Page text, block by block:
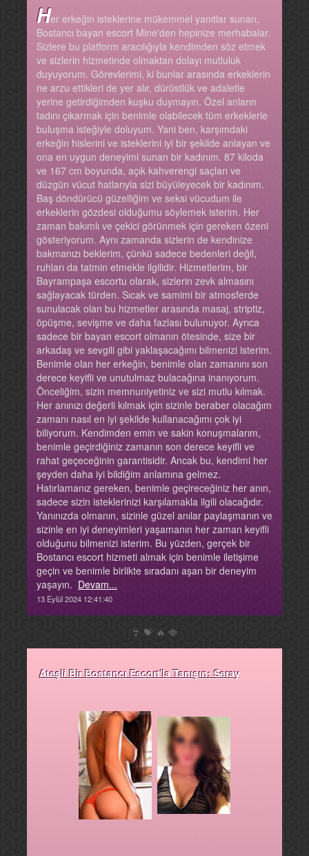
Her erkeğin isteklerine mükemmel yanıtlar sunan,
Bostancı bayan escort Mine'den hepinize merhabalar.
Sizlere bu platform aracılığıyla kendimden söz etmek
ve sizlerin hizmetinde olmaktan dolayı mutluluk
duyuyorum. Görevlerimi, ki bunlar arasında erkeklerin
ne arzu ettikleri de yer alır, dürüstlük ve adaletle
yerine getirdiğimden kuşku duymayın. Özel anların
tadını çıkarmak için benimle olabilecek tüm erkeklerle
buluşma isteğiyle doluyum. Yani ben, karşımdaki
erkeğin hislerini ve isteklerini iyi bir şekilde anlayan ve
ona en uygun deneyimi sunan bir kadınım. 87 kiloda
ve 167 cm boyunda, açık kahverengi saçları ve
düzgün vücut hatlarıyla sizi büyüleyecek bir kadınım.
Baş döndürücü güzelliğim ve seksi vücudum ile
erkeklerin gözdesi olduğumu söylemek isterim. Her
zaman bakımlı ve çekici görünmek için gereken özeni
gösteriyorum. Aynı zamanda sizlerin de kendinize
bakmanızı beklerim, çünkü sadece bedenleri değil,
ruhları da tatmin etmekle ilgilidir. Hizmetlerim, bir
Bayrampaşa escortu olarak, sizlerin zevk almasını
sağlayacak türden. Sıcak ve samimi bir atmosferde
sunulacak olan bu hizmetler arasında masaj, striptiz,
öpüşme, sevişme ve daha fazlası bulunuyor. Ayrıca
sadece bir bayan escort olmanın ötesinde, size bir
arkadaş ve sevgili gibi yaklaşacağımı bilmenizi isterim.
Benimle olan her erkeğin, benimle olan zamanını son
derece keyifli ve unutulmaz bulacağına inanıyorum.
Önceliğim, sizin memnuniyetiniz ve sizi mutlu kılmak.
Her anınızı değerli kılmak için sizinle beraber olacağım
zamanı nasıl en iyi şekilde kullanacağımı çok iyi
biliyorum. Kendimden emin ve sakin konuşmalarım,
benimle geçirdiğiniz zamanın son derece keyifli ve
rahat geçeceğinin garantisidir. Ancak bu, kendimi her
şeyden daha iyi bildiğim anlamına gelmez.
Hatırlamanız gereken, benimle geçireceğiniz her anın,
sadece sizin isteklerinizi karşılamakla ilgili olacağıdır.
Yanınızda olmanın, sizinle güzel anılar paylaşmanın ve
sizinle en iyi deneyimleri yaşamanın her zaman keyifli
olduğunu bilmenizi isterim. Bu yüzden, gerçek bir
Bostancı escort hizmeti almak için benimle iletişime
geçin ve benimle birlikte sıradanı aşan bir deneyim
yaşayın. Devam...
13 Eylül 2024 12:41:40
👙 💝 🔥 🍓
Ateşli Bir Bostancı Escort'la Tanışın: Seray